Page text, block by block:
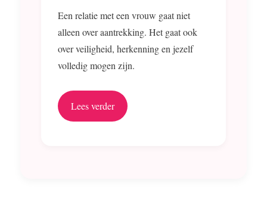
Een relatie met een vrouw gaat niet
alleen over aantrekking. Het gaat ook
over veiligheid, herkenning en jezelf
volledig mogen zijn.
Lees verder